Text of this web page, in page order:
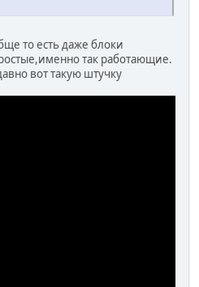
то есть даже блоки
так работающие.
вот такую штучку